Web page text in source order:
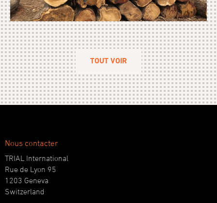
TOUT VOIR
Nous contacter
TRIAL International
Rue de Lyon 95
1203 Geneva
Switzerland